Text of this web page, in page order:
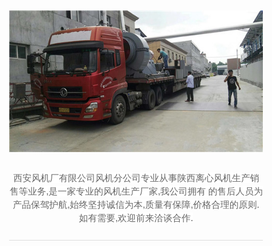
西安风机厂有限公司风机分公司专业从事陕西离心风机生产销
售等业务,是一家专业的风机生产厂家,我公司拥有 的售后人员为
产品保驾护航,始终坚持诚信为本,质量有保障,价格合理的原则.
如有需要,欢迎前来洽谈合作.